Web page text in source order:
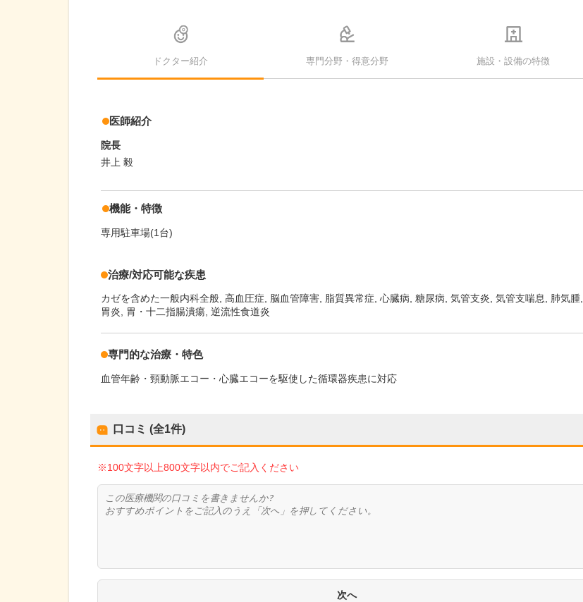
ドクター紹介 専門分野・得意分野 施設・設備の特徴
医師紹介
院長
井上 毅
機能・特徴
専用駐車場(1台)
治療/対応可能な疾患
カゼを含めた一般内科全般, 高血圧症, 脳血管障害, 脂質異常症, 心臓病, 糖尿病, 気管支炎, 気管支喘息, 肺気腫,
胃炎, 胃・十二指腸潰瘍, 逆流性食道炎
専門的な治療・特色
血管年齢・頸動脈エコー・心臓エコーを駆使した循環器疾患に対応
口コミ (全1件)
※100文字以上800文字以内でご記入ください